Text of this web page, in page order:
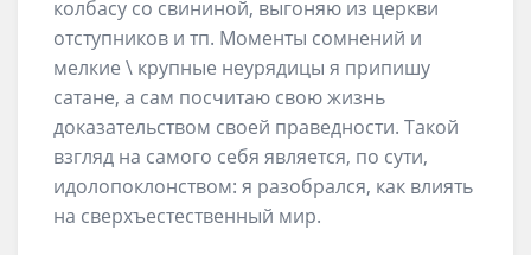
колбасу со свининой, выгоняю из церкви
отступников и тп. Моменты сомнений и
мелкие \ крупные неурядицы я припишу
сатане, а сам посчитаю свою жизнь
доказательством своей праведности. Такой
взгляд на самого себя является, по сути,
идолопоклонством: я разобрался, как влиять
на сверхъестественный мир.